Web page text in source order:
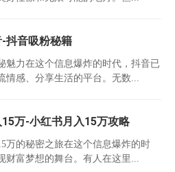
抖音吸粉秘籍
魅力在这个信息爆炸的时代，抖音已
感、分享生活的平台。无数...
万-小红书月入15万攻略
万的秘密之旅在这个信息爆炸的时
富梦想的舞台。有人在这里...